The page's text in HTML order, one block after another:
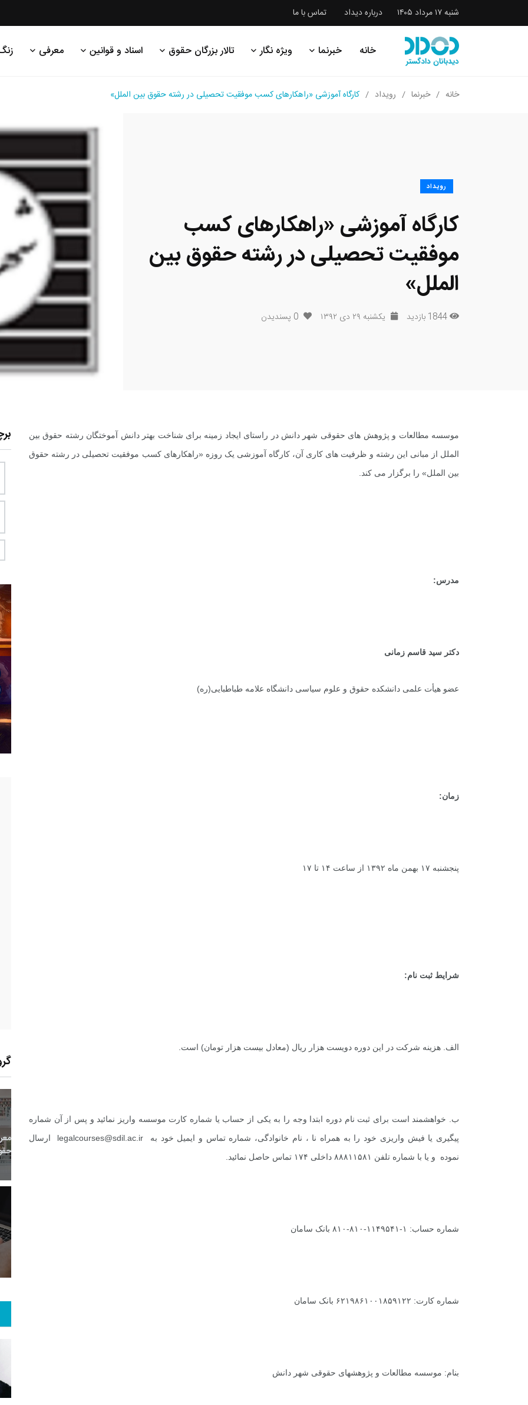
شنبه ۱۷ مرداد ۱۴۰۵ درباره دیداد تماس با ما
خانه خبرنما ویژه نگار تالار بزرگان حقوق اسناد و قوانین معرفی
خانه خبرنما رویداد کارگاه آموزشی «راهکارهای کسب موفقیت تحصیلی در رشته حقوق بین الملل»
رویداد
کارگاه آموزشی «راهکارهای کسب
موفقیت تحصیلی در رشته حقوق بین
الملل»
1844 بازدید یکشنبه ۲۹ دی ۱۳۹۲ 0 پسندیدن
موسسه مطالعات و پژوهش های حقوقی شهر دانش در راستای ایجاد زمینه برای شناخت بهتر دانش آموختگان رشته حقوق بین
الملل از مبانی این رشته و ظرفیت های کاری آن، کارگاه آموزشی یک روزه «راهکارهای کسب موفقیت تحصیلی در رشته حقوق
بین الملل» را برگزار می کند.
مدرس:
دکتر سید قاسم زمانی
عضو هیأت علمی دانشکده حقوق و علوم سیاسی دانشگاه علامه طباطبایی(ره)
زمان:
پنجشنبه ۱۷ بهمن ماه ۱۳۹۲ از ساعت ۱۴ تا ۱۷
شرایط ثبت نام:
الف. هزینه شرکت در این دوره دویست هزار ریال (معادل بیست هزار تومان) است.
ب. خواهشمند است برای ثبت نام دوره ابتدا وجه را به یکی از حساب یا شماره کارت موسسه واریز نمائید و پس از آن شماره
پیگیری یا فیش واریزی خود را به همراه نا ، نام خانوادگی، شماره تماس و ایمیل خود به legalcourses@sdil.ac.ir ارسال
نموده و یا با شماره تلفن ۸۸۸۱۱۵۸۱ داخلی ۱۷۴ تماس حاصل نمائید.
شماره حساب: ۱-۱۱۴۹۵۴۱-۸۱۰-۸۱۰ بانک سامان
شماره کارت: ۶۲۱۹۸۶۱۰۰۱۸۵۹۱۲۲ بانک سامان
بنام: موسسه مطالعات و پژوهشهای حقوقی شهر دانش
6+
خبر
0+
راهنما
0+
معرفی منابع اینترنتی
0+
پرونده
0+
0+
گزارش
0+